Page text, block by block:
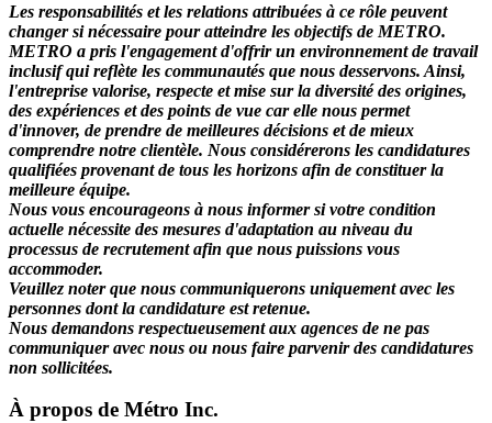
Les responsabilités et les relations attribuées à ce rôle peuvent
changer si nécessaire pour atteindre les objectifs de METRO.
METRO a pris l'engagement d'offrir un environnement de travail
inclusif qui reflète les communautés que nous desservons. Ainsi,
l'entreprise valorise, respecte et mise sur la diversité des origines,
des expériences et des points de vue car elle nous permet
d'innover, de prendre de meilleures décisions et de mieux
comprendre notre clientèle. Nous considérerons les candidatures
qualifiées provenant de tous les horizons afin de constituer la
meilleure équipe.
Nous vous encourageons à nous informer si votre condition
actuelle nécessite des mesures d'adaptation au niveau du
processus de recrutement afin que nous puissions vous
accommoder.
Veuillez noter que nous communiquerons uniquement avec les
personnes dont la candidature est retenue.
Nous demandons respectueusement aux agences de ne pas
communiquer avec nous ou nous faire parvenir des candidatures
non sollicitées.
À propos de Métro Inc.